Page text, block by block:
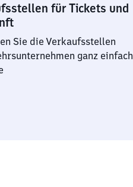
für Tickets und
Sie die Verkaufsstellen
ganz einfach